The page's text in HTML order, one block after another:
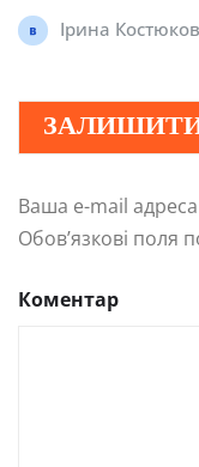
Ірина
ЗАЛИШИТИ
Ваша e-mail
Обов’язкові поля
Коментар